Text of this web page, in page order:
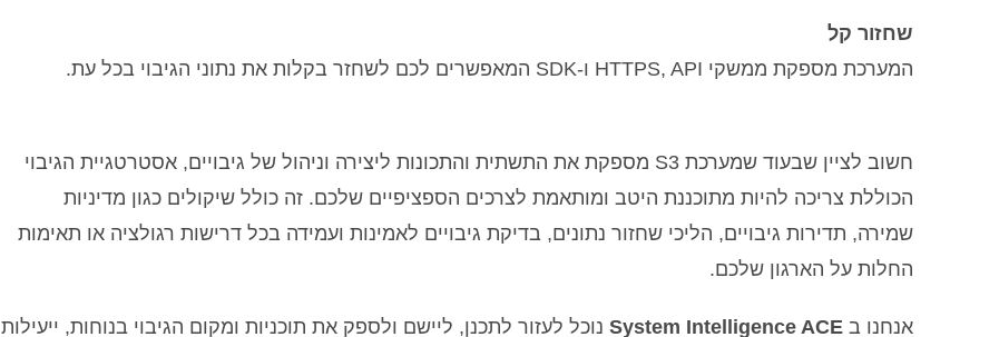
שחזור קל
המערכת מספקת ממשקי HTTPS, API ו-SDK המאפשרים לכם לשחזר בקלות את נתוני הגיבוי בכל עת.
חשוב לציין שבעוד שמערכת S3 מספקת את התשתית והתכונות ליצירה וניהול של גיבויים, אסטרטגיית הגיבוי
הכוללת צריכה להיות מתוכננת היטב ומותאמת לצרכים הספציפיים שלכם. זה כולל שיקולים כגון מדיניות
שמירה, תדירות גיבויים, הליכי שחזור נתונים, בדיקת גיבויים לאמינות ועמידה בכל דרישות רגולציה או תאימות
החלות על הארגון שלכם.
אנחנו בSystem Intelligence ACE נוכל לעזור לתכנן, ליישם ולספק את תוכניות ומקום הגיבוי בנוחות, ייעילות